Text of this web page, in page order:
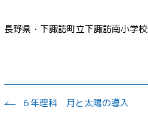
長野県・下諏訪町立下諏訪南小学校
６年理科 月と太陽の導入